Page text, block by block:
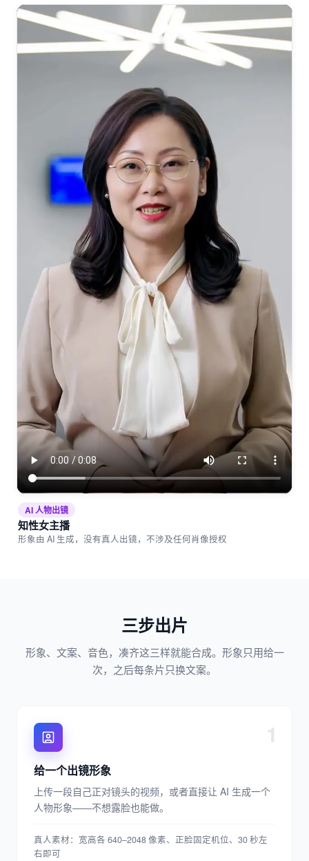
AI 人物出镜
知性女主播
形象由 AI 生成，没有真人出镜，不涉及任何肖像授权
三步出片
形象、文案、音色，凑齐这三样就能合成。形象只用给一
次，之后每条片只换文案。
1
给一个出镜形象
上传一段自己正对镜头的视频，或者直接让 AI 生成一个
人物形象——不想露脸也能做。
真人素材：宽高各 640–2048 像素、正脸固定机位、30 秒左
右即可